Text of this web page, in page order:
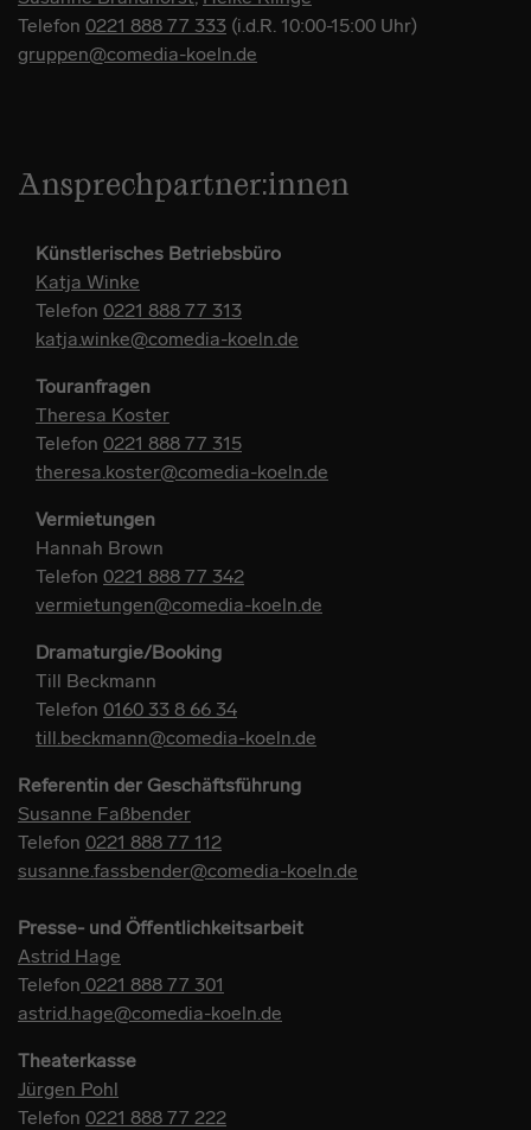
Telefon 0221 888 77 333 (i.d.R. 10:00-15:00 Uhr)
gruppen@comedia-koeln.de
Ansprechpartner:innen
Künstlerisches Betriebsbüro
Katja Winke
Telefon 0221 888 77 313
katja.winke@comedia-koeln.de
Touranfragen
Theresa Koster
Telefon 0221 888 77 315
theresa.koster@comedia-koeln.de
Vermietungen
Hannah Brown
Telefon 0221 888 77 342
vermietungen@comedia-koeln.de
Dramaturgie/Booking
Till Beckmann
Telefon 0160 33 8 66 34
till.beckmann@comedia-koeln.de
Referentin der Geschäftsführung
Susanne Faßbender
Telefon 0221 888 77 112
susanne.fassbender@comedia-koeln.de
Presse- und Öffentlichkeitsarbeit
Astrid Hage
Telefon 0221 888 77 301
astrid.hage@comedia-koeln.de
Theaterkasse
Jürgen Pohl
Telefon 0221 888 77 222